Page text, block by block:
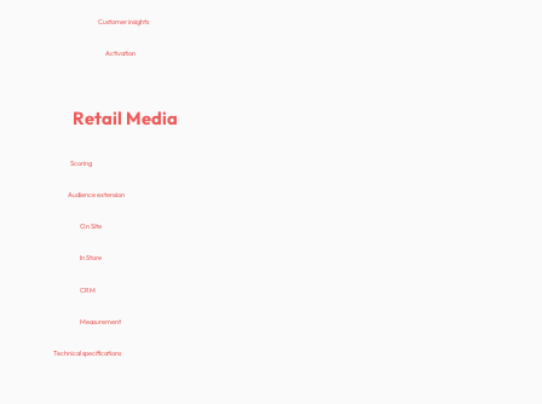
Customer insights
Activation
Retail Media
Scoring
Audience extension
On Site
In Store
CRM
Measurement
Technical specifications